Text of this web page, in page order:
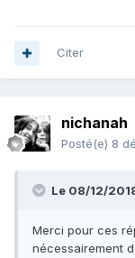
Citer
nichanah
Posté(e) 8
Le 08/12/
Merci pour ces
nécessairement